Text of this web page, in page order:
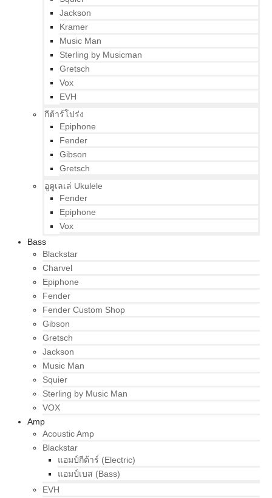
Jackson
Kramer
Music Man
Sterling by Musicman
Gretsch
Vox
EVH
กีต้าร์โปร่ง
Epiphone
Fender
Gibson
Gretsch
อูคูเลเล่ Ukulele
Fender
Epiphone
Vox
Bass
Blackstar
Charvel
Epiphone
Fender
Fender Custom Shop
Gibson
Gretsch
Jackson
Music Man
Squier
Sterling by Music Man
VOX
Amp
Acoustic Amp
Blackstar
แอมป์กีต้าร์ (Electric)
แอมป์เบส (Bass)
EVH